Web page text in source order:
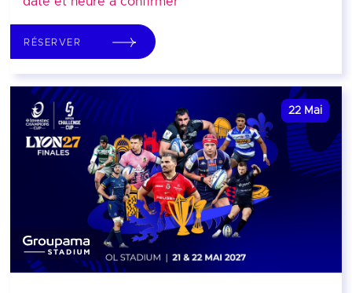
RÉSERVER
22 Mai